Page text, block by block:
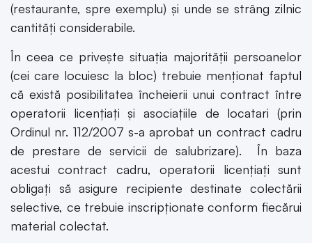
(restaurante, spre exemplu) și unde se strâng zilnic
cantități considerabile.
În ceea ce privește situația majorității persoanelor
(cei care locuiesc la bloc) trebuie menționat faptul
că există posibilitatea încheierii unui contract între
operatorii licențiați și asociațiile de locatari (prin
Ordinul nr. 112/2007 s-a aprobat un contract cadru
de prestare de servicii de salubrizare). În baza
acestui contract cadru, operatorii licențiați sunt
obligați să asigure recipiente destinate colectării
selective, ce trebuie inscripționate conform fiecărui
material colectat.